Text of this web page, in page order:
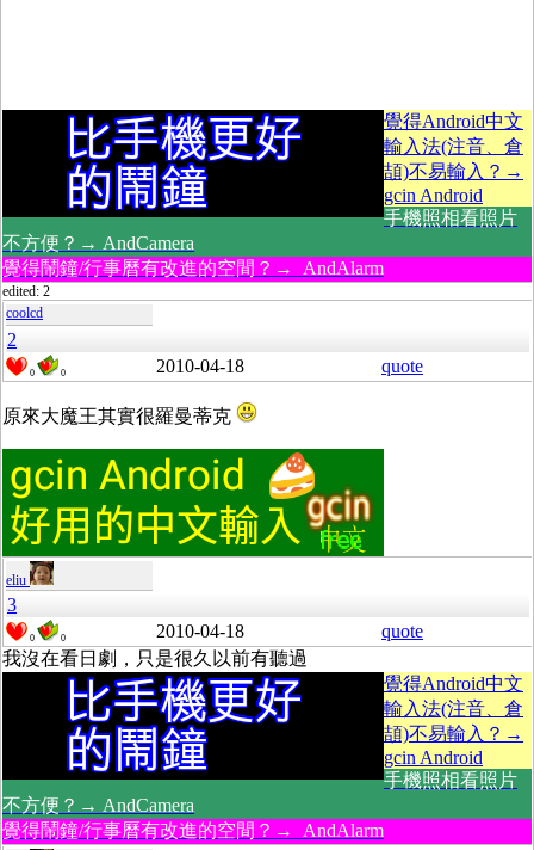
覺得Android中文
輸入法(注音、倉
頡)不易輸入？→
gcin Android
手機照相看照片
不方便？→ AndCamera
覺得鬧鐘/行事曆有改進的空間？→ AndAlarm
edited: 2
coolcd
2
0 0 2010-04-18 quote
原來大魔王其實很羅曼蒂克
eliu
3
0 0 2010-04-18
quote
我沒在看日劇，只是很久以前有聽過
覺得Android中文
輸入法(注音、倉
頡)不易輸入？→
gcin Android
手機照相看照片
不方便？→ AndCamera
覺得鬧鐘/行事曆有改進的空間？→ AndAlarm